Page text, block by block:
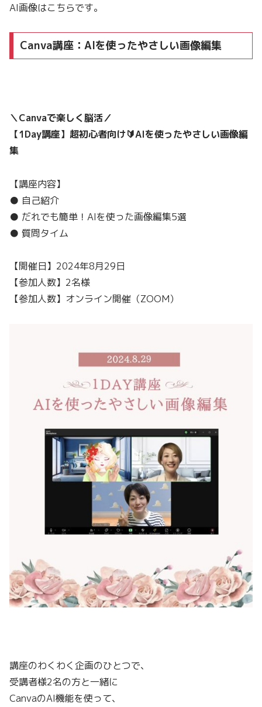
AI画像はこちらです。
Canva講座：AIを使ったやさしい画像編集
＼Canvaで楽しく脳活／
【1Day講座】超初心者向け🔰AIを使ったやさしい画像編
集
【講座内容】
● 自己紹介
● だれでも簡単！AIを使った画像編集5選
● 質問タイム
【開催日】2024年8月29日
【参加人数】2名様
【参加人数】オンライン開催（ZOOM）
講座のわくわく企画のひとつで、
受講者様2名の方と一緒に
CanvaのAI機能を使って、